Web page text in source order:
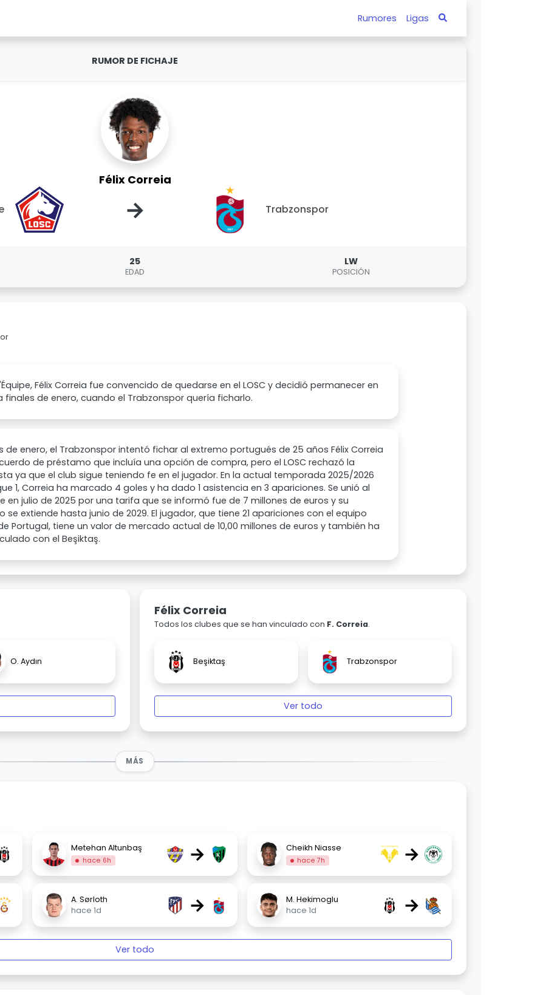
Rumores Ligas
RUMOR DE FICHAJE
Félix Correia
→ Trabzonspor
25
EDAD
LW
POSICIÓN
Félix Correia fue convencido de quedarse en el LOSC y decidió permanecer en
finales de enero, cuando el Trabzonspor quería ficharlo.
de enero, el Trabzonspor intentó fichar al extremo portugués de 25 años Félix Correia
de préstamo que incluía una opción de compra, pero el LOSC rechazó la
ya que el club sigue teniendo fe en el jugador. En la actual temporada 2025/2026
1, Correia ha marcado 4 goles y ha dado 1 asistencia en 3 apariciones. Se unió al
en julio de 2025 por una tarifa que se informó fue de 7 millones de euros y su
se extiende hasta junio de 2029. El jugador, que tiene 21 apariciones con el equipo
Portugal, tiene un valor de mercado actual de 10,00 millones de euros y también ha
con el Beşiktaş.
O. Aydın
Félix Correia
Todos los clubes que se han vinculado con F. Correia.
Beşiktaş Trabzonspor
Ver todo
MÁS
Metehan Altunbaş
hace 6h → Cheikh Niasse
hace 7h →
A. Sørloth
hace 1d
→
M. Hekimoglu
hace 1d
→
Ver todo